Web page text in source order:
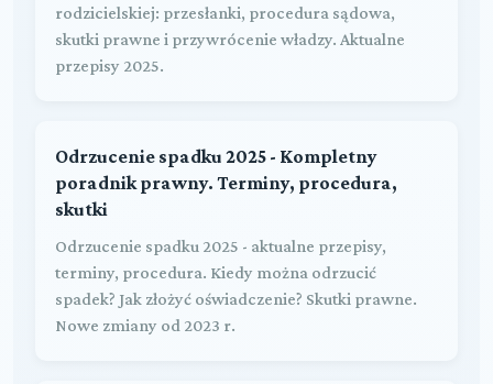
rodzicielskiej: przesłanki, procedura sądowa,
skutki prawne i przywrócenie władzy. Aktualne
przepisy 2025.
Odrzucenie spadku 2025 - Kompletny
poradnik prawny. Terminy, procedura,
skutki
Odrzucenie spadku 2025 - aktualne przepisy,
terminy, procedura. Kiedy można odrzucić
spadek? Jak złożyć oświadczenie? Skutki prawne.
Nowe zmiany od 2023 r.